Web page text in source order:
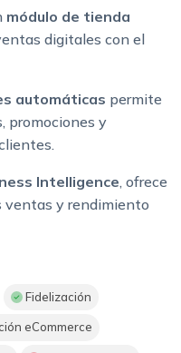
módulo de tienda
digitales con el
automáticas permite
promociones y
Intelligence, ofrece
ventas y rendimiento
Fidelización
eCommerce